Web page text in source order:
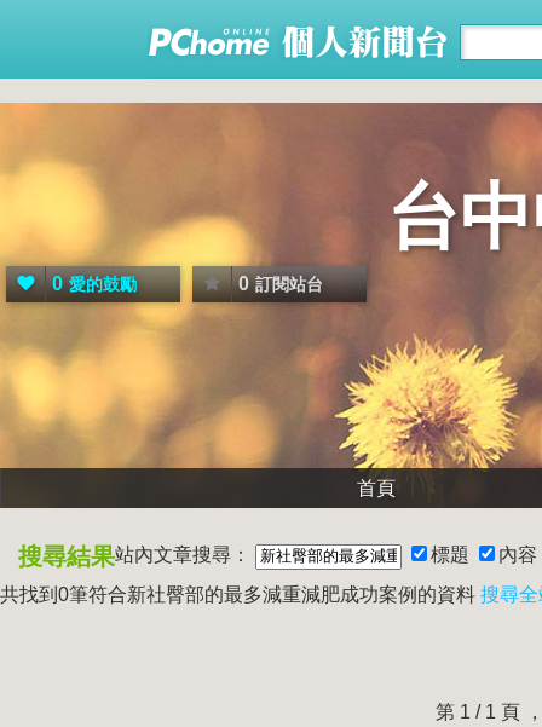
台
0 愛的鼓勵 0 訂閱站台
首頁
搜尋結果站內文章搜尋： 標題
內容
共找到0筆符合新社臀部的最多減重減肥成功案例 的資料 搜尋
第 1 / 1